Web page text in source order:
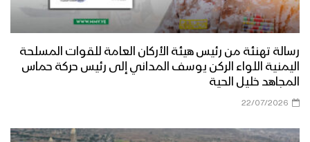
رسالة تهنئة من رئيس هيئة الأركان العامة للقوات المسلحة
اليمنية اللواء الركن يوسف المداني إلى رئيس حركة حماس
المجاهد خليل الحية
22/07/2026